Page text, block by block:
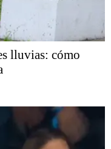
lluvias: cómo